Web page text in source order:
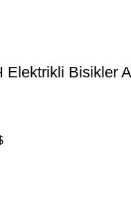
Elektrikli Bisikler